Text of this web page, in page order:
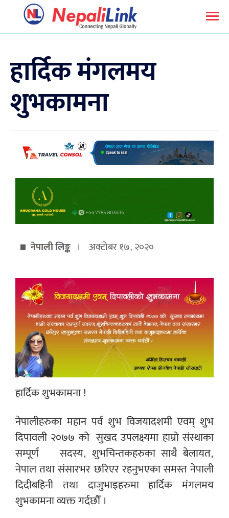
हार्दिक मंगलमय
शुभकामना
नेपाली लिङ्क अक्टोबर १७, २०२०
हार्दिक शुभकामना !
नेपालीहरुका महान पर्व शुभ विजयादशमी एवम् शुभ
दिपावली २०७७ को सुखद उपलक्ष्यमा हाम्रो संस्थाका
सम्पूर्ण
सदस्य, शुभचिन्तकहरुका साथै बेलायत,
नेपाल तथा संसारभर छरिएर रहनुभएका समस्त नेपाली
दिदीबहिनी तथा दाजुभाइहरुमा हार्दिक मंगलमय
शुभकामना व्यक्त गर्दछौँ ।